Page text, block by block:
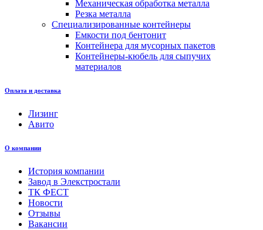
Механическая обработка металла
Резка металла
Специализированные контейнеры
Емкости под бентонит
Контейнера для мусорных пакетов
Контейнеры-кюбель для сыпучих
материалов
Оплата и доставка
Лизинг
Авито
О компании
История компании
Завод в Элекстростали
ТК ФЕСТ
Новости
Отзывы
Вакансии